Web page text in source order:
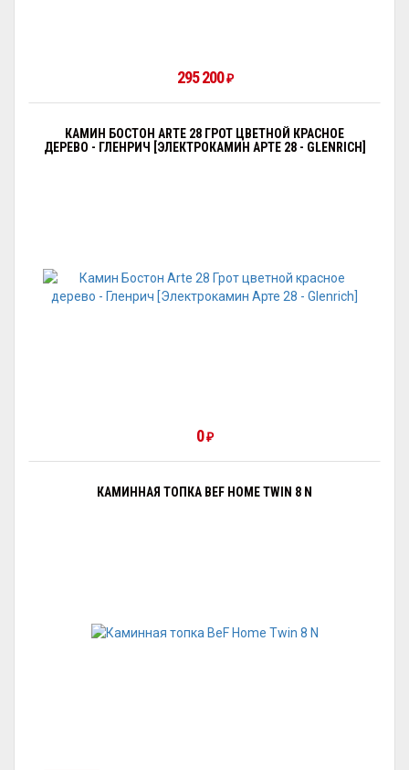
295 200 ₽
КАМИН БОСТОН ARTE 28 ГРОТ ЦВЕТНОЙ КРАСНОЕ
ДЕРЕВО - ГЛЕНРИЧ [ЭЛЕКТРОКАМИН АРТЕ 28 - GLENRICH]
0 ₽
КАМИННАЯ ТОПКА BEF HOME TWIN 8 N